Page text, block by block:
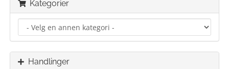
Kategorier
Handlinger